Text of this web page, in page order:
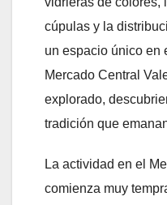
cúpulas y la
un espacio único en
Mercado Central
explorado,
tradición que
La actividad en el
comienza muy